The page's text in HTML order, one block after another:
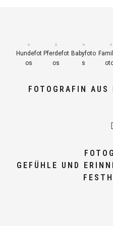
Hundefot
os
Pferdefot
os
Babyfoto
s
FOTOGRAFIN AUS
GEFÜHLE UND